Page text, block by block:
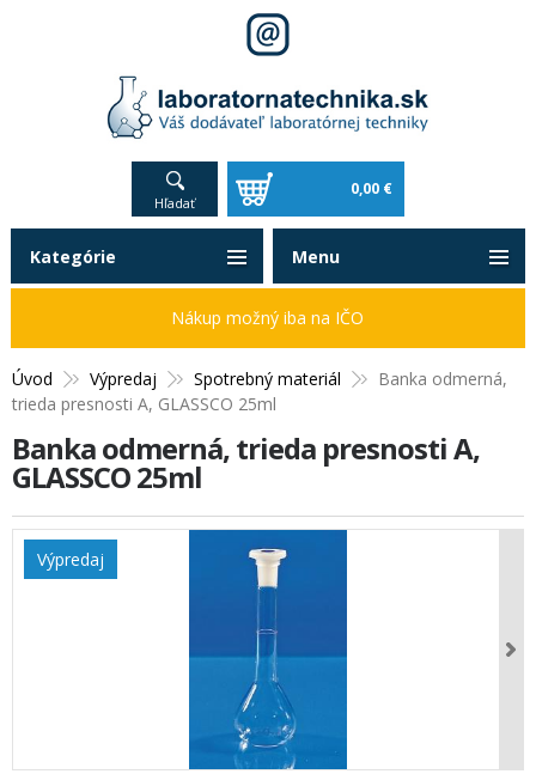
Hľadať
0,00 €
Úvod Výpredaj Spotrebný materiál
Banka odmerná,
trieda presnosti A, GLASSCO 25ml
Banka odmerná, trieda presnosti A,
GLASSCO 25ml
Výpredaj
Kategórie
Nákup možný iba na IČO
Menu